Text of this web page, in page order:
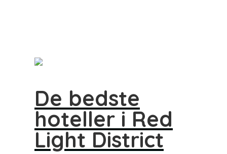
De bedste
hoteller i Red
Light District